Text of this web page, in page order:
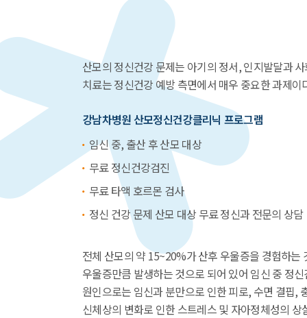
산모의 정신건강 문제는 아기의 정서, 인지발달과
치료는 정신건강 예방 측면에서 매우 중요한 과제이
강남차병원 산모정신건강클리닉 프로그램
임신 중, 출산 후 산모 대상
무료 정신건강검진
무료 타액 호르몬 검사
정신 건강 문제 산모 대상 무료 정신과 전문의 상담
전체 산모의 약 15~20%가 산후 우울증을 경험하
우울증만큼 발생하는 것으로 되어 있어 임신 중 정
원인으로는 임신과 분만으로 인한 피로, 수면 결핍,
신체상의 변화로 인한 스트레스 및 자아정체성의